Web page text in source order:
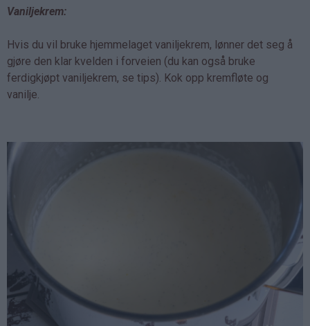
Vaniljekrem:
Hvis du vil bruke hjemmelaget vaniljekrem, lønner det seg å
gjøre den klar kvelden i forveien (du kan også bruke
ferdigkjøpt vaniljekrem, se tips). Kok opp kremfløte og
vanilje.